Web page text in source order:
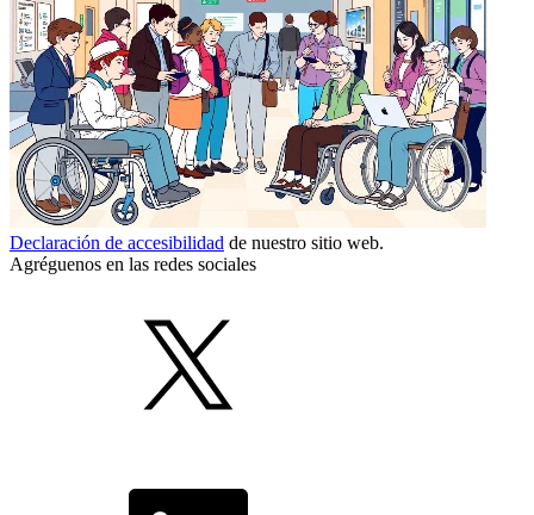
Declaración de accesibilidad de nuestro sitio web.
Agréguenos en las redes sociales